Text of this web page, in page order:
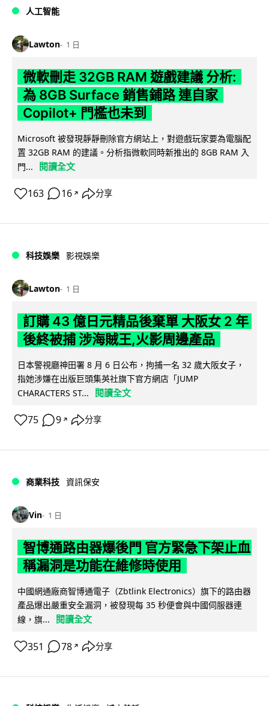
人工智能
Lawton 1 日
微軟刪走 32GB RAM 遊戲建議 分析:
為 8GB Surface 銷售鋪路 連自家
Copilot+ 門檻也未到
Microsoft 被發現靜靜刪除官方網站上，對遊戲玩家要為電腦配
置 32GB RAM 的建議。分析指微軟同時新推出的 8GB RAM 入
門...
閱讀全文
163 16 ↗ 分享
科技娛樂 影視娛樂
Lawton 1 日
訂購 43 億日元精品後棄單 大阪女 2 年
後終被捕 涉海賊王,火影周邊產品
日本警視廳神田署 8 月 6 日公布，拘捕一名 32 歲大阪女子，
指她涉嫌在出版巨頭集英社旗下官方網店「JUMP
CHARACTERS ST...
閱讀全文
75 9 ↗ 分享
商業科技 資訊保安
Vin 1 日
智博通路由器爆後門 官方緊急下架止血
稱漏洞是功能在維修時使用
中國網通廠商智博通電子（Zbtlink Electronics）旗下的路由器
產品爆出嚴重安全漏洞，被發現每 35 秒便會與中國伺服器連
線，旗...
閱讀全文
351 78 ↗ 分享